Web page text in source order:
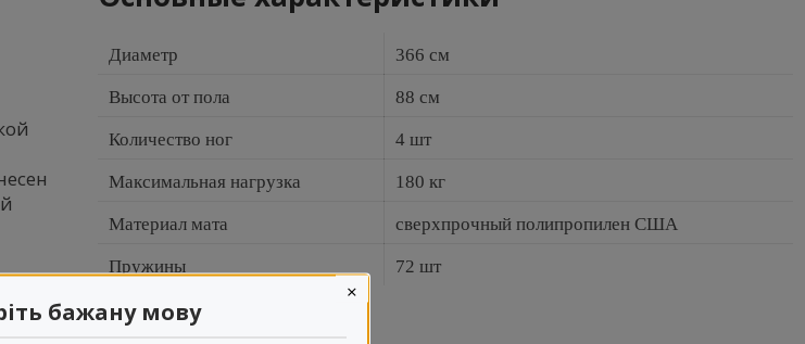
Диаметр 366 см
Высота от пола 88 см
Количество ног 4 шт
Максимальная нагрузка 180 кг
Материал мата сверхпрочный полипропилен США
Пружины 72 шт
бажану мову
×